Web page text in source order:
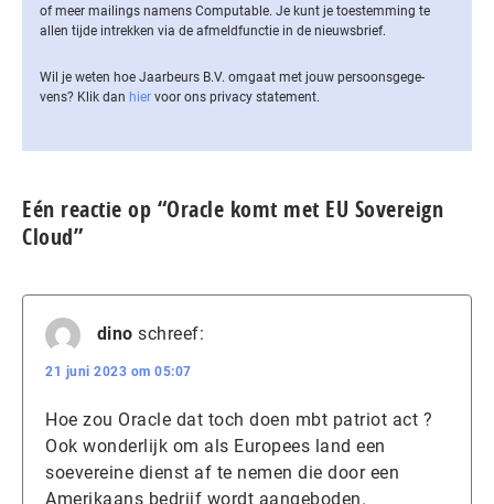
of meer mailings namens Computable. Je kunt je toestemming te
allen tijde intrekken via de af­meld­func­tie in de nieuwsbrief.
Wil je weten hoe Jaarbeurs B.V. omgaat met jouw per­soons­ge­ge­
vens? Klik dan hier voor ons privacy statement.
Eén reactie op “Oracle komt met EU Sovereign
Cloud”
dino schreef:
21 juni 2023 om 05:07
Hoe zou Oracle dat toch doen mbt patriot act ?
Ook wonderlijk om als Europees land een
soevereine dienst af te nemen die door een
Amerikaans bedrijf wordt aangeboden.